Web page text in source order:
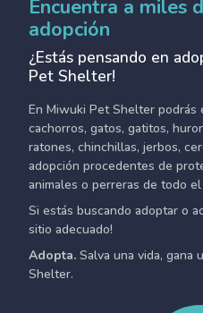
Encuentra a miles
adopción
¿Estás pensando en
Pet Shelter!
En Miwuki Pet Shelter
cachorros, gatos, gatitos,
ratones, chinchillas, jerbos,
adopción procedentes de
animales o perreras de todo
Si estás buscando adoptar o
sitio adecuado!
Adopta. Salva una vida, gana
Shelter.